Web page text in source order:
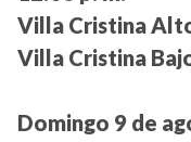
Villa Cristina
Villa Cristina
Domingo 9 de